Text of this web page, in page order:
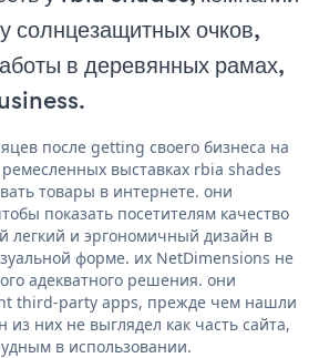
солнцезащитных очков,
в деревянных рамах,
после getting своего бизнеса на
выставках rbia shades
товары в интернете. они
показать посетителям качество
легкий и эргономичный дизайн в
форме. их NetDimensions не
адекватного решения. они
third-party apps, прежде чем нашли
них не выглядел как часть сайта,
в использовании.